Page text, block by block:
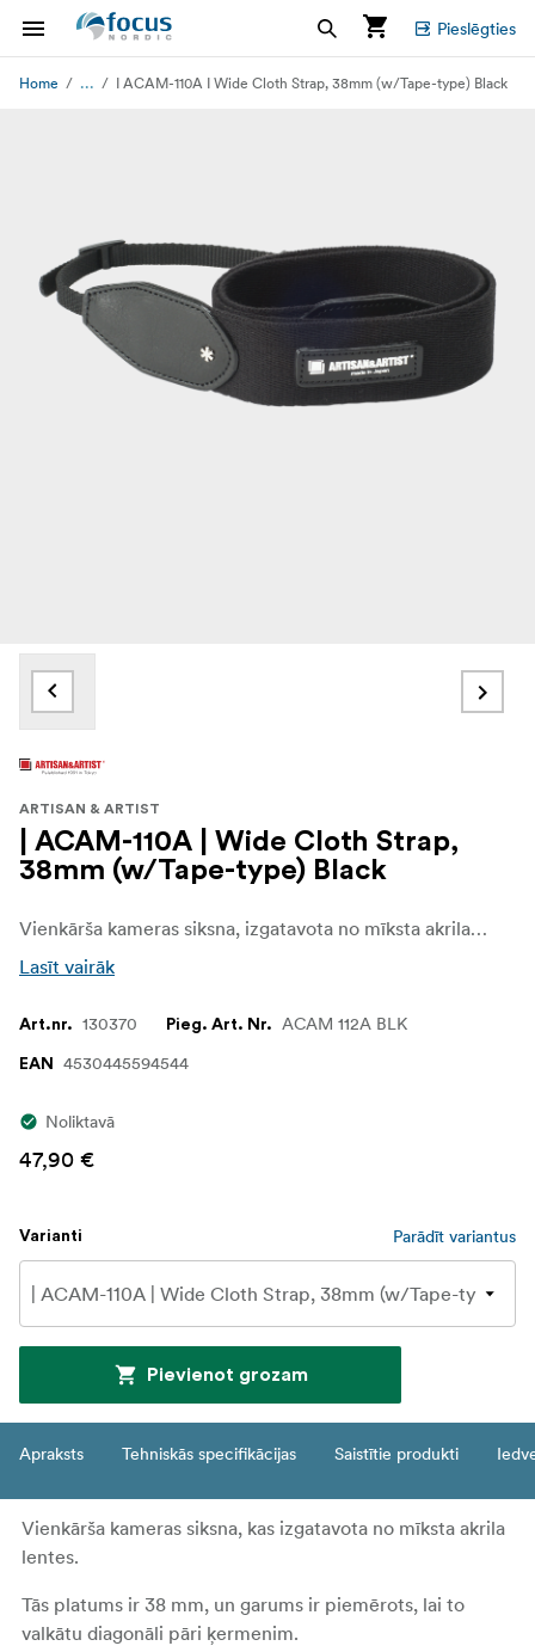
Pieslēgties
Home ... I ACAM-110A I Wide Cloth Strap, 38mm (w/Tape-type) Black
ARTISAN & ARTIST
| ACAM-110A | Wide Cloth Strap,
38mm (w/Tape-type) Black
Vienkārša kameras siksna, izgatavota no mīksta akrila lentes.Tās platums ir 38 mm, un garums ir piemērots, lai to valkātu diagonāli pāri ķermenim.
Lasīt vairāk
Art.nr. 130370 Pieg. Art. Nr. ACAM 112A BLK
EAN 4530445594544
Noliktavā
47,90 €
Varianti Parādīt variantus
Pievienot grozam
Apraksts Tehniskās specifikācijas Saistītie produkti
Vienkārša kameras siksna, kas izgatavota no mīksta akrila
lentes.
Tās platums ir 38 mm, un garums ir piemērots, lai to
valkātu diagonāli pāri ķermenim.